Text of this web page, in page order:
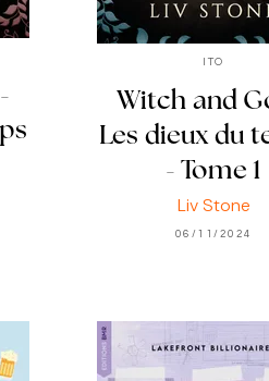
ITO
Witch and
Les dieux du
- Tome 1
Liv Stone
06/11/2024